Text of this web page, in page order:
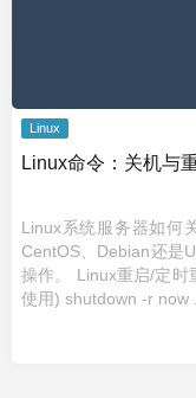
Linux
Linux命令：关机与
Linux系统服务器如何
CentOS、Debian还是
操作。 Linux重启/定时